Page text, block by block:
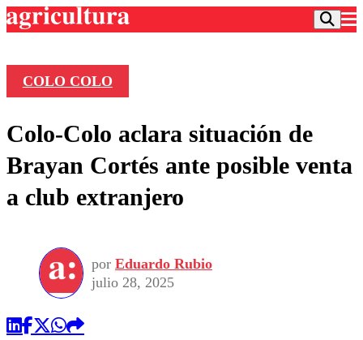
Frecuencias
Agricultura TV
Deportes
Colo Colo
Seleccion Chilena
Torneo Internacional
Entretención
Economía
Internacional
Publicaciones en medios
Opinión
COLO COLO
Colo-Colo aclara situación de
Brayan Cortés ante posible venta
a club extranjero
por Eduardo Rubio
julio 28, 2025